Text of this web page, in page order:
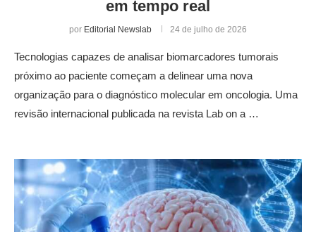
em tempo real
por Editorial Newslab 24 de julho de 2026
Tecnologias capazes de analisar biomarcadores tumorais
próximo ao paciente começam a delinear uma nova
organização para o diagnóstico molecular em oncologia. Uma
revisão internacional publicada na revista Lab on a …